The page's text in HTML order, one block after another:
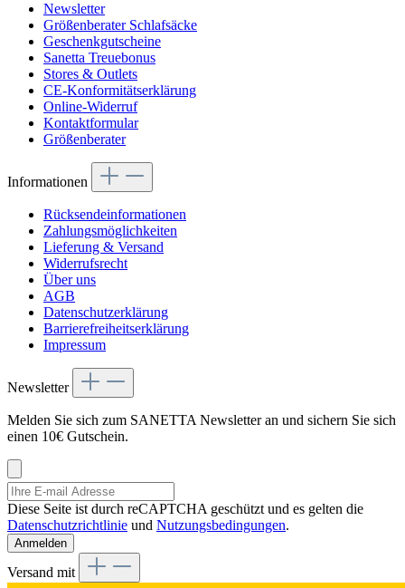
Newsletter
Größenberater Schlafsäcke
Geschenkgutscheine
Sanetta Treuebonus
Stores & Outlets
CE-Konformitätserklärung
Online-Widerruf
Kontaktformular
Größenberater
Informationen
Rücksendeinformationen
Zahlungsmöglichkeiten
Lieferung & Versand
Widerrufsrecht
Über uns
AGB
Datenschutzerklärung
Barrierefreiheitserklärung
Impressum
Newsletter
Melden Sie sich zum SANETTA Newsletter an und sichern Sie sich
einen 10€ Gutschein.
Diese Seite ist durch reCAPTCHA geschützt und es gelten die
Datenschutzrichtlinie und Nutzungsbedingungen.
Anmelden
Versand mit